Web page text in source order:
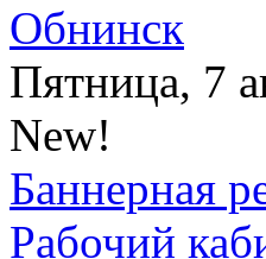
Обнинск
Пятница, 7
New!
Баннерная
Рабочий